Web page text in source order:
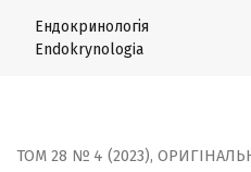
Діагностика
Ендокринологія
Endokrynologia
ТОМ 28 № 4 (2023),